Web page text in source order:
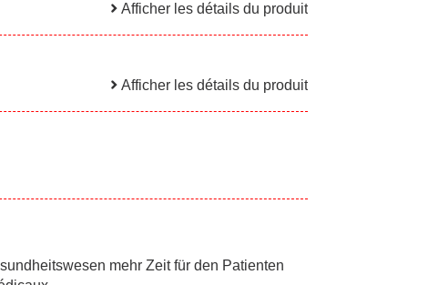
Afficher les détails du produit
Afficher les détails du produit
mehr Zeit für den Patienten